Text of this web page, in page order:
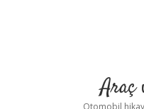
Araç
Otomobil